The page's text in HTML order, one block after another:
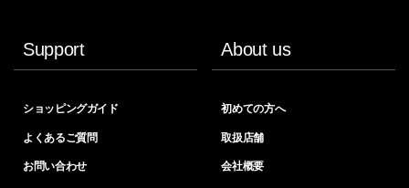
Support
ショッピングガイド
よくあるご質問
お問い合わせ
About us
初めての方へ
取扱店舗
会社概要